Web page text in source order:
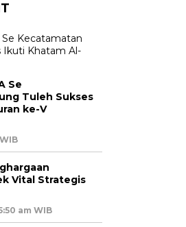
Se
Tuleh Sukses
ke-V
Vital Strategis
am WIB